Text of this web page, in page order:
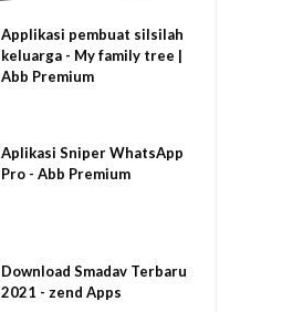
Applikasi pembuat silsilah
keluarga - My family tree |
Abb Premium
Aplikasi Sniper WhatsApp
Pro - Abb Premium
Download Smadav Terbaru
2021 - zend Apps